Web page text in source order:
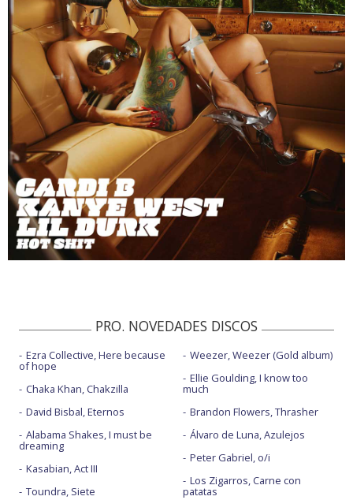
PRO. NOVEDADES DISCOS
Ezra Collective, Here because
of hope
Chaka Khan, Chakzilla
David Bisbal, Eternos
Alabama Shakes, I must be
dreaming
Kasabian, Act III
Toundra, Siete
Weezer, Weezer (Gold album)
Ellie Goulding, I know too
much
Brandon Flowers, Thrasher
Álvaro de Luna, Azulejos
Peter Gabriel, o/i
Los Zigarros, Carne con
patatas